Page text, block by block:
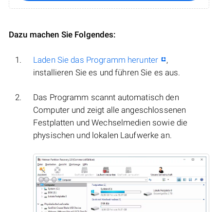
Dazu machen Sie Folgendes:
Laden Sie das Programm herunter
,
installieren Sie es und führen Sie es aus.
Das Programm scannt automatisch den
Computer und zeigt alle angeschlossenen
Festplatten und Wechselmedien sowie die
physischen und lokalen Laufwerke an.